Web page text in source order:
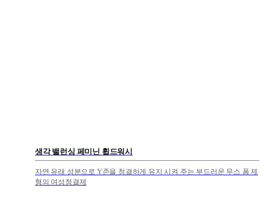
생각 밸런싱 페미닌 휩드워시
자연 유래 성분으로 Y존을 청결하게 유지 시켜 주는 부드러운 무스 폼 제
형의 여성청결제